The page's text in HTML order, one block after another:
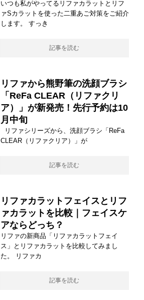
いつも私がやってるリファカラットとリフ
ァSカラットを使った二重あご対策をご紹介
します。 すっき
記事を読む
リファから熊野筆の洗顔ブラシ
「ReFa CLEAR（リファクリ
ア）」が新発売！先行予約は10
月中旬
リファシリーズから、洗顔ブラシ「ReFa
CLEAR（リファクリア）」が
記事を読む
リファカラットフェイスとリフ
ァカラットを比較｜フェイスケ
アならどっち？
リファの新商品「リファカラットフェイ
ス」とリファカラットを比較してみまし
た。 リファカ
記事を読む